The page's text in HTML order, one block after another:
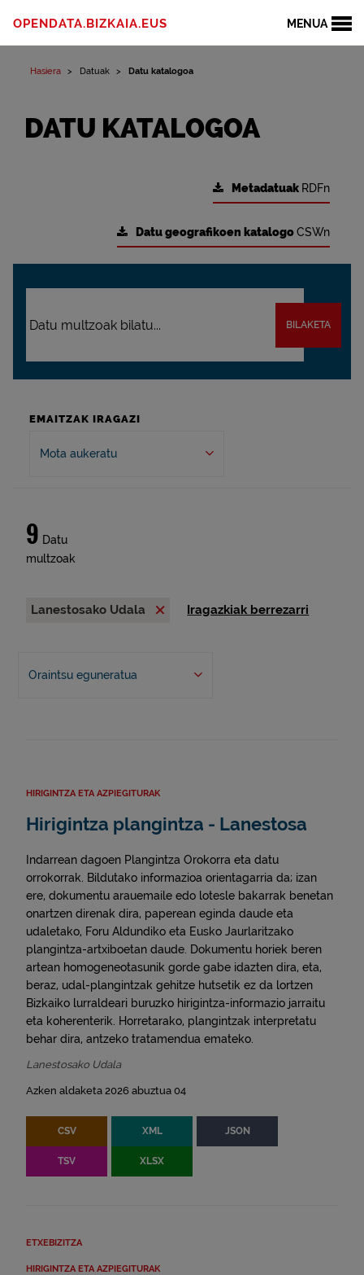
MENUA
OPENDATA.BIZKAIA.EUS
Hasiera Datuak Datu katalogoa
DATU KATALOGOA
Metadatuak RDFn
Datu geografikoen katalogoCSWn
BILAKETA
EMAITZAK IRAGAZI
Mota aukeratu
9 Datu
multzoak
Lanestosako Udala Iragazkiak berrezarri
Oraintsu eguneratua
HIRIGINTZA ETA AZPIEGITURAK
Hirigintza plangintza - Lanestosa
Indarrean dagoen Plangintza Orokorra eta datu
orrokorrak. Bildutako informazioa orientagarria da; izan
ere, dokumentu arauemaile edo lotesle bakarrak benetan
onartzen direnak dira, paperean eginda daude eta
udaletako, Foru Aldundiko eta Eusko Jaurlaritzako
plangintza-artxiboetan daude. Dokumentu horiek beren
artean homogeneotasunik gorde gabe idazten dira, eta,
beraz, udal-plangintzak gehitze hutsetik ez da lortzen
Bizkaiko lurraldeari buruzko hirigintza-informazio jarraitu
eta koherenterik. Horretarako, plangintzak interpretatu
behar dira, antzeko tratamendua emateko.
Lanestosako Udala
Azken aldaketa 2026 abuztua 04
CSV XML JSON
TSV XLSX
ETXEBIZITZA
HIRIGINTZA ETA AZPIEGITURAK